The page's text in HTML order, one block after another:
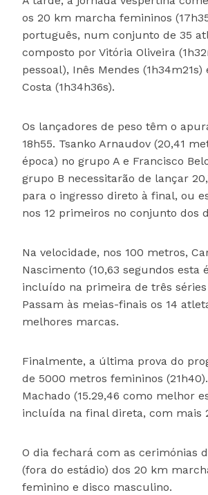
os 20 km marcha femininos
português, num conjunto de 35
composto por Vitória Oliveira
pessoal), Inês Mendes (1h34m21s)
Costa (1h34h36s).
Os lançadores de peso têm o
18h55. Tsanko Arnaudov (20,41
época) no grupo A e Francisco
grupo B necessitarão de lançar
para o ingresso direto à final, ou
nos 12 primeiros no conjunto dos
Na velocidade, nos 100 metros,
Nascimento (10,63 segundos esta
incluído na primeira de três séries
Passam às meias-finais os 14
melhores marcas.
Finalmente, a última prova do
de 5000 metros femininos
Machado (15.29,46 como melhor
incluída na final direta, com mais
O dia fechará com as cerimónias
(fora do estádio) dos 20 km
feminino e disco masculino.